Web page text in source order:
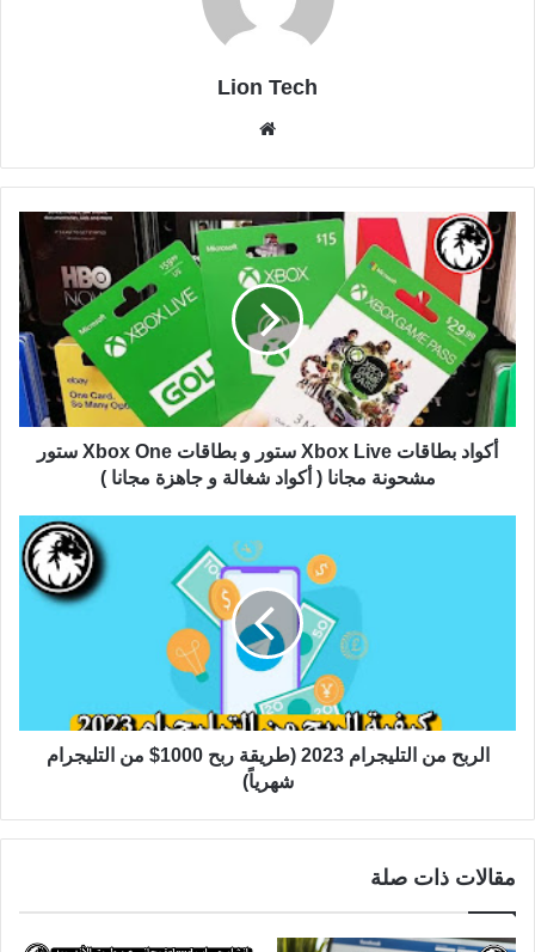
Lion Tech
أكواد بطاقات Xbox Live ستور و بطاقات Xbox One ستور
مشحونة مجانا ( أكواد شغالة و جاهزة مجانا )
الربح من التليجرام 2023 (طريقة ربح 1000$ من التليجرام
شهرياً)
مقالات ذات صلة